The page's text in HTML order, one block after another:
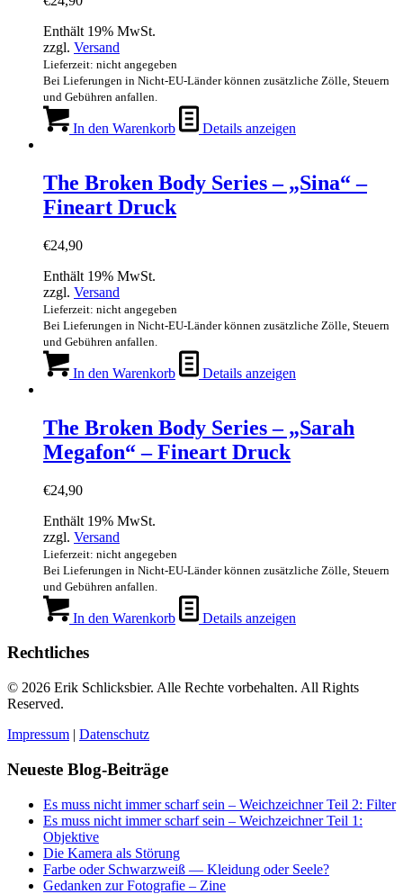
Enthält 19% MwSt.
zzgl. Versand
Lieferzeit: nicht angegeben
Bei Lieferungen in Nicht-EU-Länder können zusätzliche Zölle, Steuern
und Gebühren anfallen.
In den Warenkorb Details anzeigen
The Broken Body Series – „Sina“ –
Fineart Druck
€24,90
Enthält 19% MwSt.
zzgl. Versand
Lieferzeit: nicht angegeben
Bei Lieferungen in Nicht-EU-Länder können zusätzliche Zölle, Steuern
und Gebühren anfallen.
In den Warenkorb Details anzeigen
The Broken Body Series – „Sarah
Megafon“ – Fineart Druck
€24,90
Enthält 19% MwSt.
zzgl. Versand
Lieferzeit: nicht angegeben
Bei Lieferungen in Nicht-EU-Länder können zusätzliche Zölle, Steuern
und Gebühren anfallen.
In den Warenkorb Details anzeigen
Rechtliches
© 2026 Erik Schlicksbier. Alle Rechte vorbehalten. All Rights
Reserved.
Impressum | Datenschutz
Neueste Blog-Beiträge
Es muss nicht immer scharf sein – Weichzeichner Teil 2: Filter
Es muss nicht immer scharf sein – Weichzeichner Teil 1:
Objektive
Die Kamera als Störung
Farbe oder Schwarzweiß — Kleidung oder Seele?
Gedanken zur Fotografie – Zine